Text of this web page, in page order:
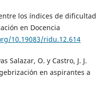
los índices de dificultad
en Docencia
10.19083/ridu.12.614
Salazar, O. y Castro, J. J.
en aspirantes a